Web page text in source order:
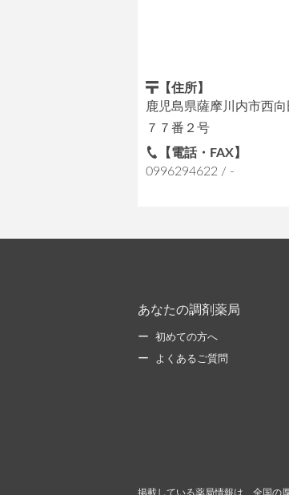
【住所】
鹿児島県薩摩川内市西向
７７番２号
【電話・FAX】
0996294622 / -
あなたの調剤薬局
初めての方へ
よくあるご質問
掲載している薬局情報は、全国の